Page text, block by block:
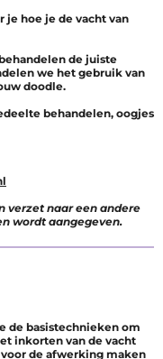
je hoe je de vacht van
de juiste
we het gebruik van
doodle.
behandelen, oogjes
verzet naar een andere
wordt aangegeven.
de basistechnieken om
inkorten van de vacht
de afwerking maken